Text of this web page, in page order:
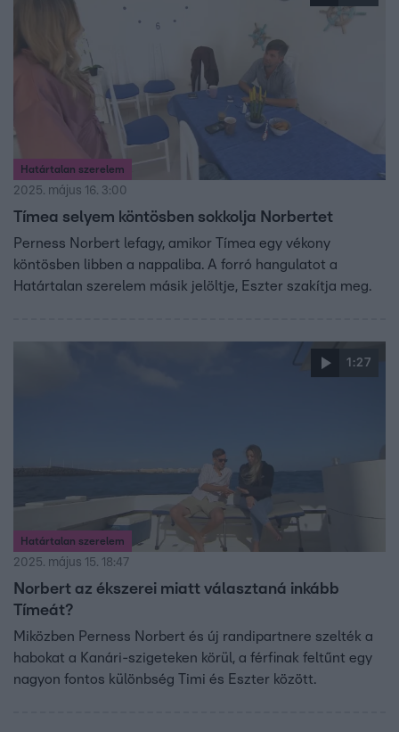
Határtalan szerelem
2025. május 16. 3:00
Tímea selyem köntösben sokkolja Norbertet
Perness Norbert lefagy, amikor Tímea egy vékony
köntösben libben a nappaliba. A forró hangulatot a
Határtalan szerelem másik jelöltje, Eszter szakítja meg.
1:27
Határtalan szerelem
2025. május 15. 18:47
Norbert az ékszerei miatt választaná inkább
Tímeát?
Miközben Perness Norbert és új randipartnere szelték a
habokat a Kanári-szigeteken körül, a férfinak feltűnt egy
nagyon fontos különbség Timi és Eszter között.